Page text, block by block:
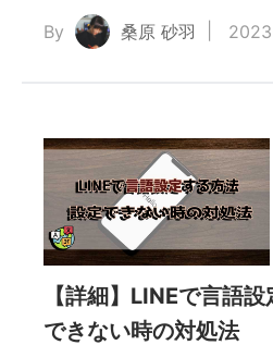
By
桑原 砂羽
【詳細】LINEで言語
できない時の対処法